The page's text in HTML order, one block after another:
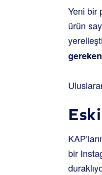
Yeni bir
ürün
bir